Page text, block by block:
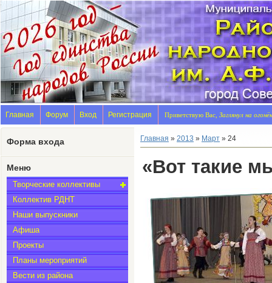
Главная Форум Вход Регистрация Приветствую Вас, Заглянул на огонёк
Форма входа
Меню
Творческие коллективы
Коллектив РДНТ
Наши выпускники
Афиша
Проекты
Планы мероприятий
Вести из района
Главная » 2013 » Март » 24
«Вот такие